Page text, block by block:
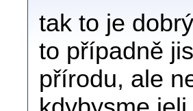
tak to je
to případně
přírodu, ale